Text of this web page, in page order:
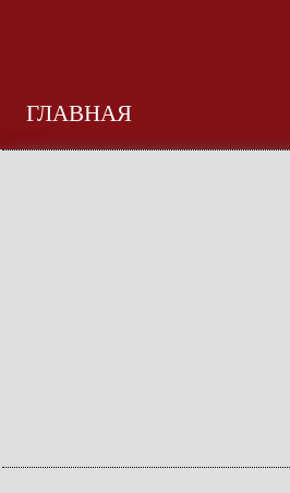
ГЛАВНАЯ